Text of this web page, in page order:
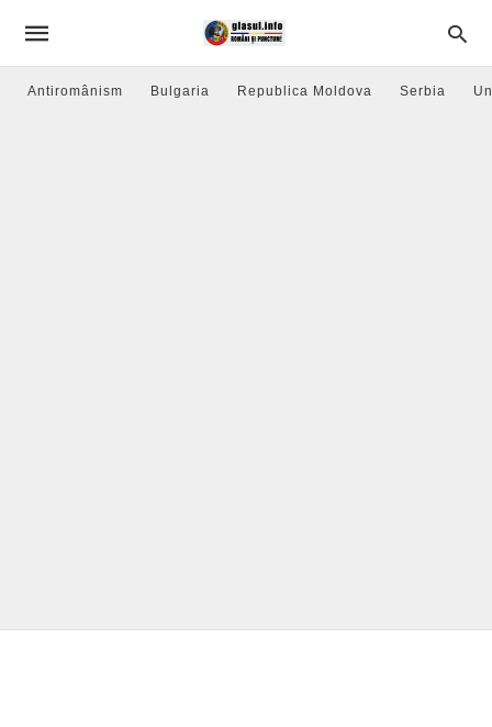
Antiromânism Bulgaria Republica Moldova Serbia